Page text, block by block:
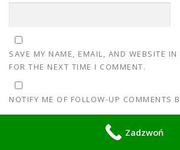
SAVE MY NAME, EMAIL, AND WEBSITE IN
FOR THE NEXT TIME I COMMENT.
NOTIFY ME OF FOLLOW-UP COMMENTS
NOTIFY ME OF NEW POSTS BY EMAIL.
Zadzwoń